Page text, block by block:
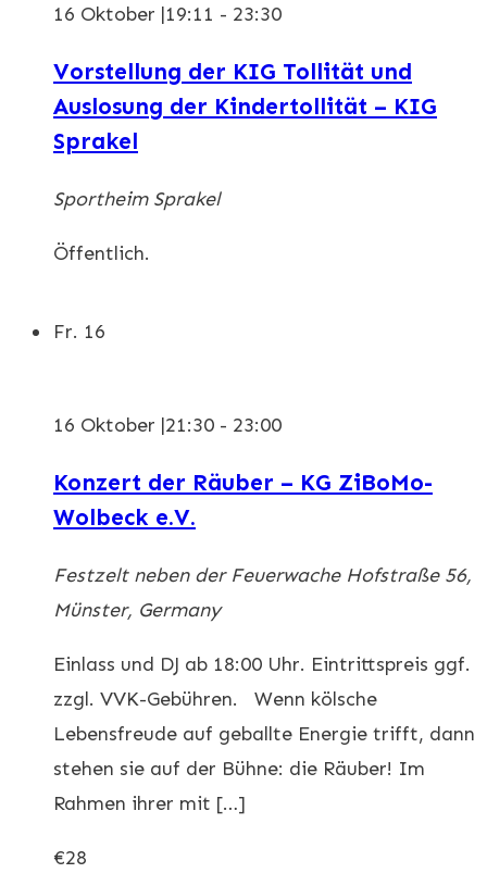
16 Oktober |19:11 - 23:30
Vorstellung der KIG Tollität und
Auslosung der Kindertollität – KIG
Sprakel
Sportheim Sprakel
Öffentlich.
Fr. 16
16 Oktober |21:30 - 23:00
Konzert der Räuber – KG ZiBoMo-
Wolbeck e.V.
Festzelt neben der Feuerwache Hofstraße 56,
Münster, Germany
Einlass und DJ ab 18:00 Uhr. Eintrittspreis ggf.
zzgl. VVK-Gebühren. Wenn kölsche
Lebensfreude auf geballte Energie trifft, dann
stehen sie auf der Bühne: die Räuber! Im
Rahmen ihrer mit […]
€28